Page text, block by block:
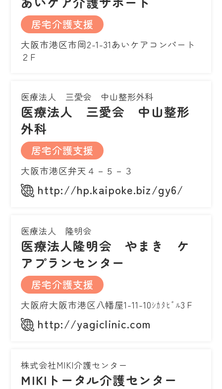
居宅介護支援
大阪市港区市岡2-1-31あいケアコンパート
２F
医療法人 三愛会 中山整形外科
医療法人 三愛会 中山整形
外科
居宅介護支援
大阪市港区弁天４－５－３
http://hp.kaipoke.biz/gy6/
医療法人 隆明会
医療法人隆明会 やまき ケ
アプランセンター
居宅介護支援
大阪府大阪市港区八幡屋1-11-10ｼｶﾀﾋﾞﾙ3Ｆ
http://yagiclinic.com
株式会社MIKI介護センター
MIKIトータル介護センター